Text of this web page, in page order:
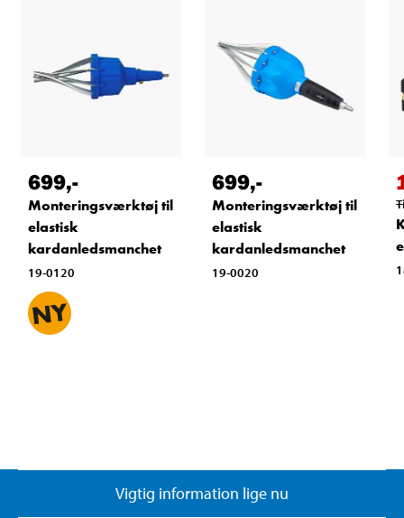
699,-
Monteringsværktøj til
elastisk
kardanledsmanchet
19-0120
699,-
Monteringsværktøj til
elastisk
kardanledsmanchet
19-0020
Vigtig information lige nu